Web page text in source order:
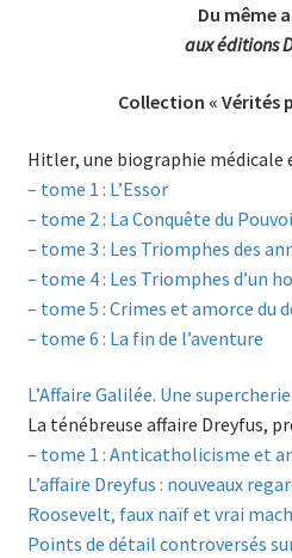
Du même
aux éditions
Collection « Vérités
Hitler, une biographie médicale
– tome 1 : L’Essor
– tome 2 : La Conquête du
– tome 3 : Les Triomphes des
– tome 4 : Les Triomphes d’un
– tome 5 : Crimes et amorce du
– tome 6 : La fin de l’aventure
L’Affaire Galilée. Une
La ténébreuse affaire Dreyfus,
– tome 1 : Anticatholicisme et
L’affaire Dreyfus : nouveaux
Roosevelt, faux naïf et vrai
Points de détail controversés